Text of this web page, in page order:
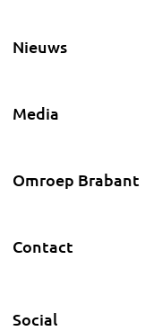
Nieuws
Media
Omroep Brabant
Contact
Social